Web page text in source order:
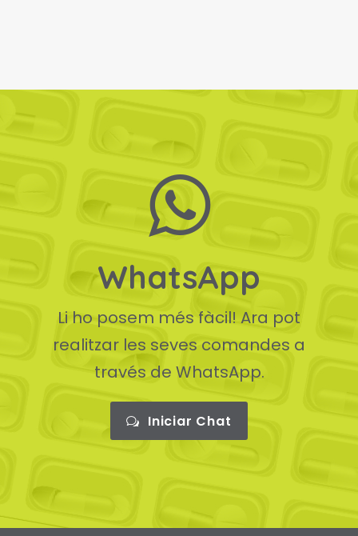
WhatsApp
Li ho posem més fàcil! Ara pot
realitzar les seves comandes a
través de WhatsApp.
Iniciar Chat